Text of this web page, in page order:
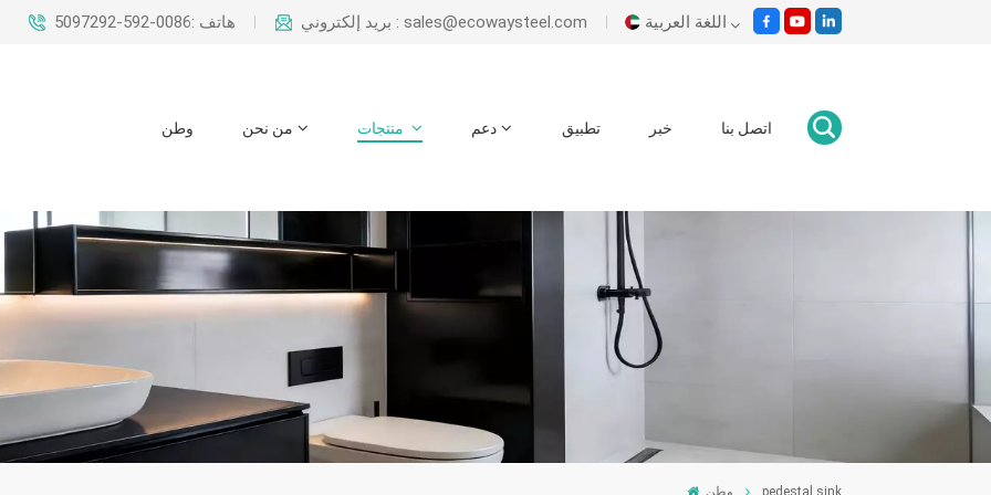
هاتف :0086-592-5097292 بريد إلكتروني : sales@ecowaysteel.com اللغة العربية
وطن من نحن دعم تطبيق خبر اتصل بنا
وطن pedestal sink